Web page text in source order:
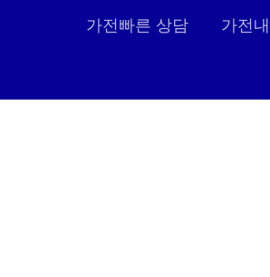
가전빠른 상담 가전